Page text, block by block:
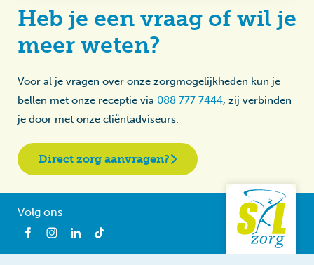
Heb je een vraag of wil je
meer weten?
Voor al je vragen over onze zorgmogelijkheden kun je
bellen met onze receptie via 088 777 7444, zij verbinden
je door met onze cliëntadviseurs.
Direct zorg aanvragen?
Volg ons